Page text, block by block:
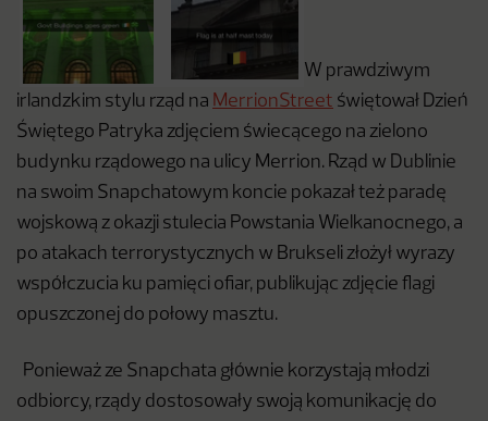
W prawdziwym
irlandzkim stylu rząd na MerrionStreet świętował Dzień
Świętego Patryka zdjęciem świecącego na zielono
budynku rządowego na ulicy Merrion. Rząd w Dublinie
na swoim Snapchatowym koncie pokazał też paradę
wojskową z okazji stulecia Powstania Wielkanocnego, a
po atakach terrorystycznych w Brukseli złożył wyrazy
współczucia ku pamięci ofiar, publikując zdjęcie flagi
opuszczonej do połowy masztu.
Ponieważ ze Snapchata głównie korzystają młodzi
odbiorcy, rządy dostosowały swoją komunikację do